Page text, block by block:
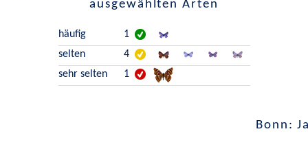
ausgewählten Arten
häufig
1
selten
4
sehr selten
1
Bonn: